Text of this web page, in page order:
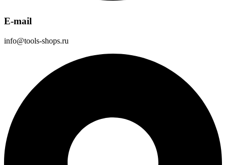
E-mail
info@tools-shops.ru